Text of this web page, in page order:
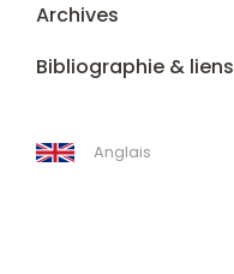
Archives
Bibliographie & liens
Anglais